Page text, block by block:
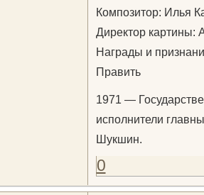
Композитор: Илья
Директор картины:
Награды и
Править
1971 —
исполнители
Шукшин.
0